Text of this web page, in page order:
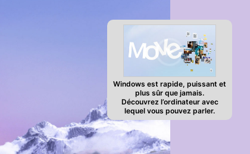
Windows est rapide, puissant et
plus sûr que jamais.
Découvrez l’ordinateur avec
lequel vous pouvez parler.